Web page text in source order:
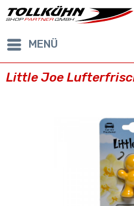
MENÜ
Little Joe